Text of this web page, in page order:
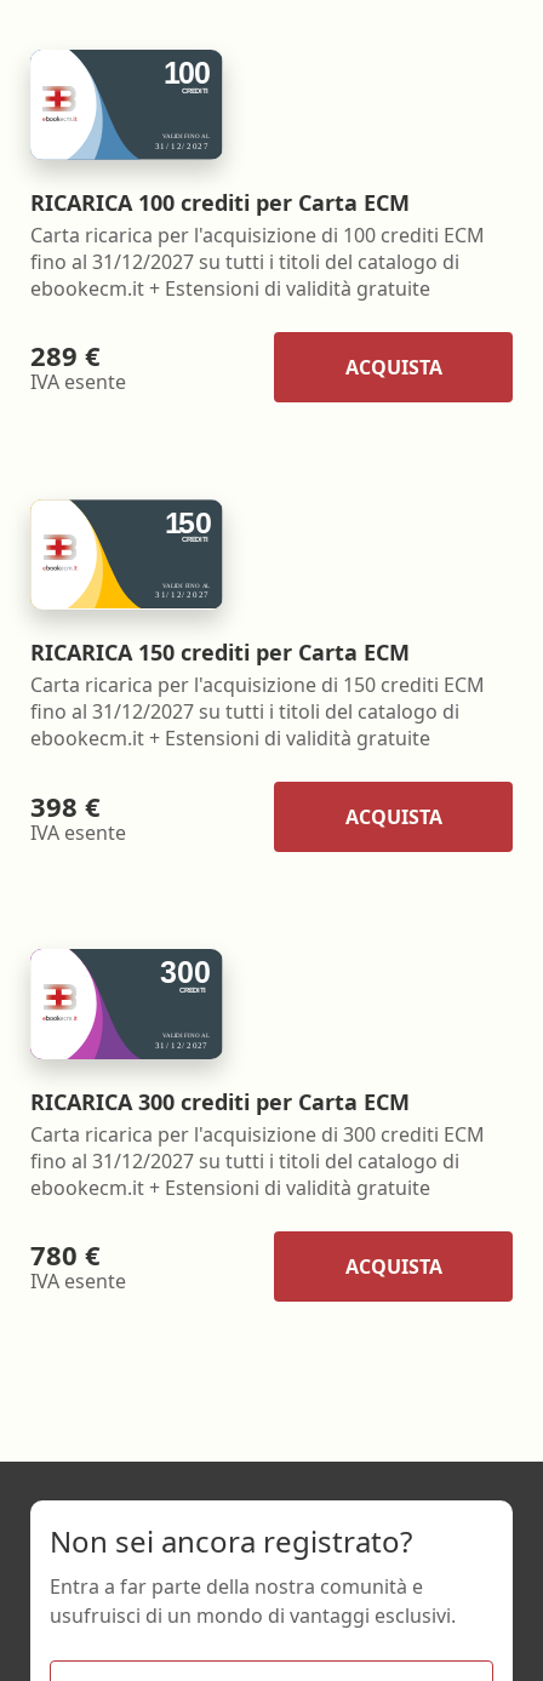
RICARICA 100 crediti per Carta ECM
Carta ricarica per l'acquisizione di 100 crediti ECM
fino al 31/12/2027 su tutti i titoli del catalogo di
ebookecm.it + Estensioni di validità gratuite
289 €
IVA esente
ACQUISTA
RICARICA 150 crediti per Carta ECM
Carta ricarica per l'acquisizione di 150 crediti ECM
fino al 31/12/2027 su tutti i titoli del catalogo di
ebookecm.it + Estensioni di validità gratuite
398 €
IVA esente
ACQUISTA
RICARICA 300 crediti per Carta ECM
Carta ricarica per l'acquisizione di 300 crediti ECM
fino al 31/12/2027 su tutti i titoli del catalogo di
ebookecm.it + Estensioni di validità gratuite
780 €
IVA esente
ACQUISTA
Non sei ancora registrato?
Entra a far parte della nostra comunità e
usufruisci di un mondo di vantaggi esclusivi.